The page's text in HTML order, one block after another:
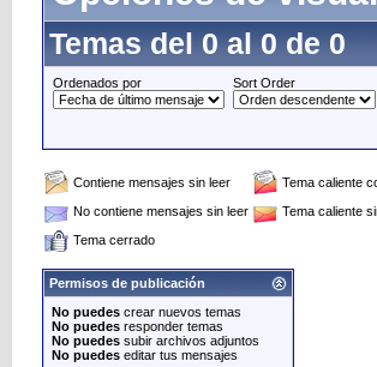
Temas del 0 al 0 de 0
Ordenados por Sort Order
Contiene mensajes sin leer
Tema caliente
No contiene mensajes sin leer
Tema caliente
Tema cerrado
Permisos de publicación
No puedes crear nuevos temas
No puedes responder temas
No puedes subir archivos adjuntos
No puedes editar tus mensajes